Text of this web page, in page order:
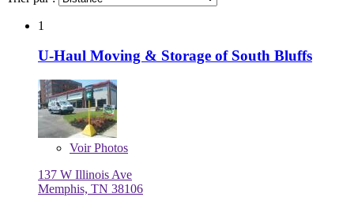
1
U-Haul Moving & Storage of South Bluffs
VoirPhotos
137 W Illinois Ave
Memphis, TN 38106